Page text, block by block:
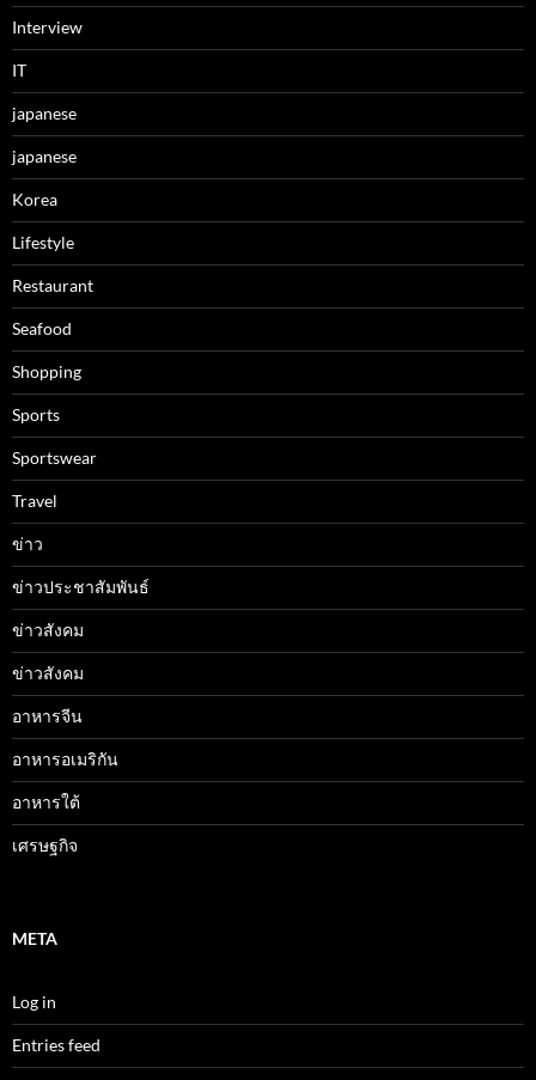
Interview
IT
japanese
japanese
Korea
Lifestyle
Restaurant
Seafood
Shopping
Sports
Sportswear
Travel
ข่าว
ข่าวประชาสัมพันธ์
ข่าวสังคม
ข่าวสังคม
อาหารจีน
อาหารอเมริกัน
อาหารใต้
เศรษฐกิจ
META
Log in
Entries feed